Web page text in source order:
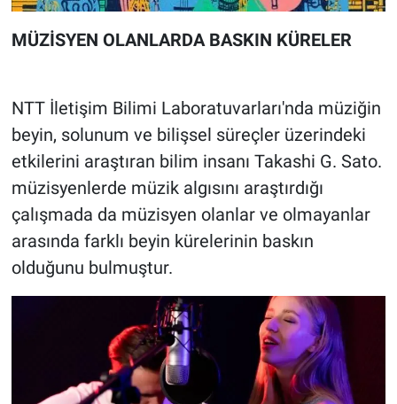
MÜZİSYEN OLANLARDA BASKIN KÜRELER
NTT İletişim Bilimi Laboratuvarları'nda müziğin
beyin, solunum ve bilişsel süreçler üzerindeki
etkilerini araştıran bilim insanı Takashi G. Sato.
müzisyenlerde müzik algısını araştırdığı
çalışmada da müzisyen olanlar ve olmayanlar
arasında farklı beyin kürelerinin baskın
olduğunu bulmuştur.